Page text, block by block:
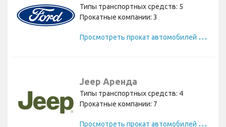
Типы транспортных средств: 5
Прокатные компании: 3
П
росмотреть прокат автомобилей Ford
Jeep Аренда
Типы транспортных средств: 4
Прокатные компании: 7
П
росмотреть прокат автомобилей Jeep